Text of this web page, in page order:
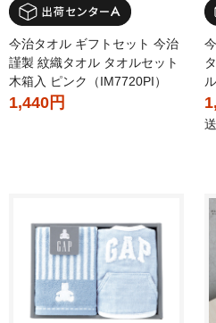
今治タオル ギフトセット 今治
謹製 紋織タオル タオルセット
木箱入 ピンク（IM7720PI）
1,440円